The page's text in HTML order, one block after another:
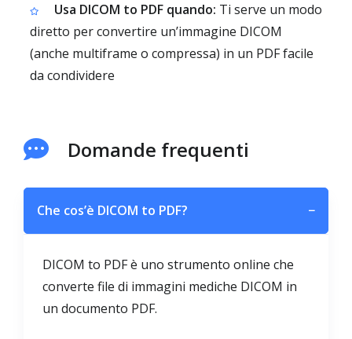
Usa DICOM to PDF quando: Ti serve un modo
diretto per convertire un’immagine DICOM
(anche multiframe o compressa) in un PDF facile
da condividere
Domande frequenti
Che cos’è DICOM to PDF? −
DICOM to PDF è uno strumento online che
converte file di immagini mediche DICOM in
un documento PDF.